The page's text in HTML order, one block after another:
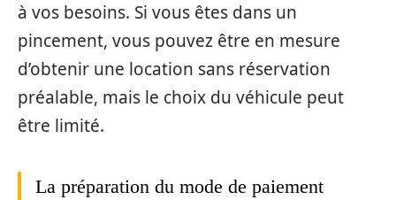
à vos besoins. Si vous êtes dans un
pincement, vous pouvez être en mesure
d’obtenir une location sans réservation
préalable, mais le choix du véhicule peut
être limité.
La préparation du mode de paiement